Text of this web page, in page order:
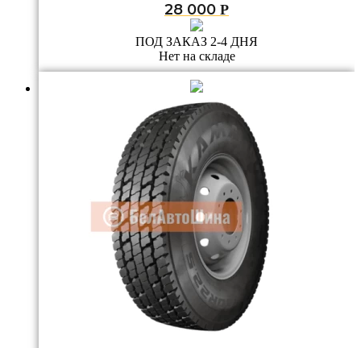
28 000 Р
ПОД ЗАКАЗ 2-4 ДНЯ
Нет на складе